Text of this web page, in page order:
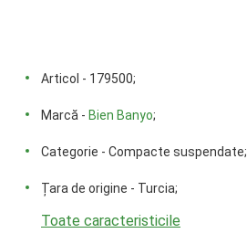
Articol - 179500;
Marcă - Bien Banyo;
Categorie - Compacte suspendate;
Țara de origine - Turcia;
Toate caracteristicile